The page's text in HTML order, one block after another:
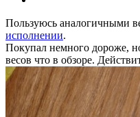
Пользуюсь аналогичными
исполнении.
Покупал немного дороже,
весов что в обзоре.